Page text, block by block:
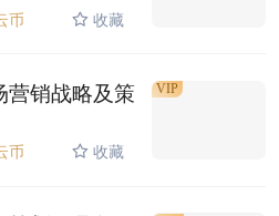
币 收藏
营销战略及策
币 收藏
VIP